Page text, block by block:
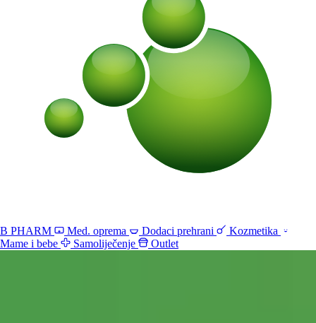
B PHARM Med. oprema Dodaci prehrani
Kozmetika
Mame i bebe
Samoliječenje Outlet